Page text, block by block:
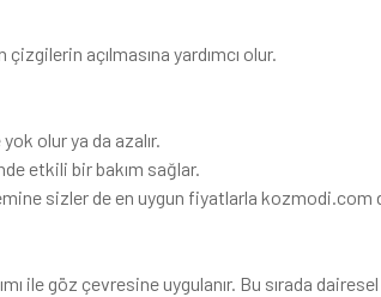
açılmasına yardımcı olur.
olur ya da azalır.
etkili bir bakım sağlar.
sizler de en uygun fiyatlarla kozmodi.com
göz çevresine uygulanır. Bu sırada